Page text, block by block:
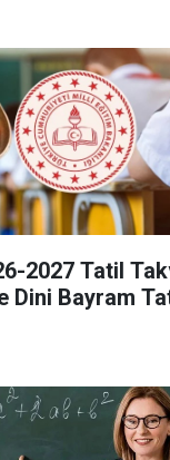
2027 Tatil
Dini Bayram